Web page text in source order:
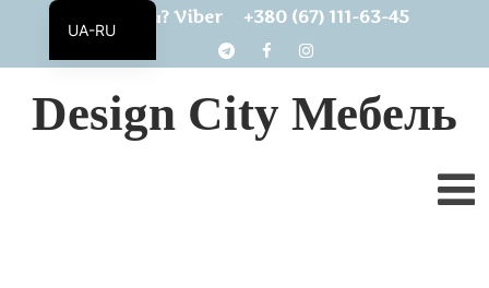
Есть вопросы? Viber +380 (67) 111-63-45
Design City Мебель
UA-RU
UA